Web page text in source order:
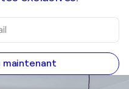
maintenant